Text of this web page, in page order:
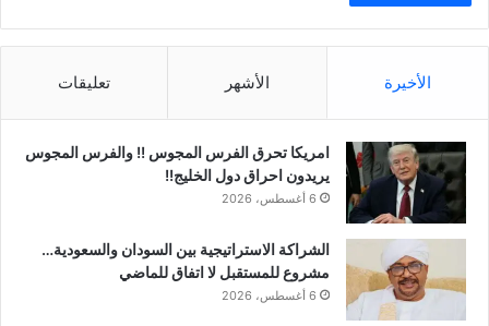
الأخيرة الأشهر تعليقات
امريكا تحرق الفرس المجوس !! والفرس المجوس
يريدون احراق دول الخليج!!
6 أغسطس، 2026
الشراكة الاستراتيجية بين السودان والسعودية…
مشروع للمستقبل لا اتفاق للماضي
6 أغسطس، 2026